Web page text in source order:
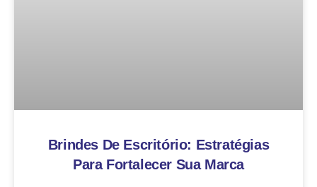
Brindes De Escritório: Estratégias
Para Fortalecer Sua Marca